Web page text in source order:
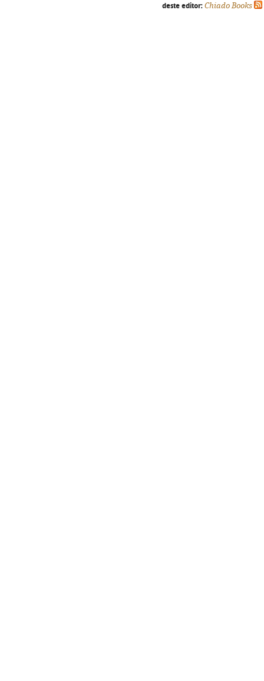
deste editor: Chiado Books